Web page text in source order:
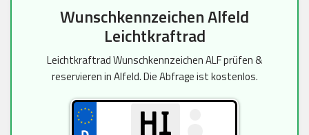
Wunschkennzeichen Alfeld
Leichtkraftrad
Leichtkraftrad Wunschkennzeichen ALF prüfen &
reservieren in Alfeld. Die Abfrage ist kostenlos.